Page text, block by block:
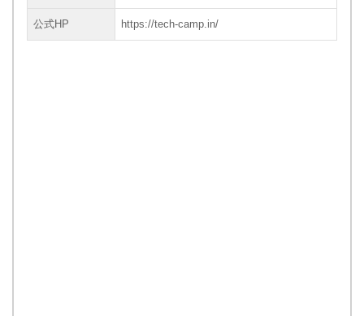
公式HP https://tech-camp.in/